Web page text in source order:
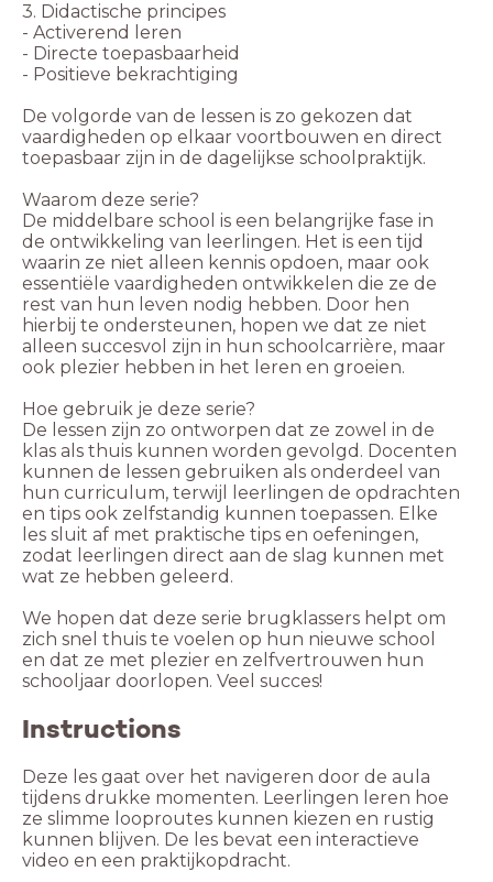
3. Didactische principes
- Activerend leren
- Directe toepasbaarheid
- Positieve bekrachtiging
De volgorde van de lessen is zo gekozen dat
vaardigheden op elkaar voortbouwen en direct
toepasbaar zijn in de dagelijkse schoolpraktijk.
Waarom deze serie?
De middelbare school is een belangrijke fase in
de ontwikkeling van leerlingen. Het is een tijd
waarin ze niet alleen kennis opdoen, maar ook
essentiële vaardigheden ontwikkelen die ze de
rest van hun leven nodig hebben. Door hen
hierbij te ondersteunen, hopen we dat ze niet
alleen succesvol zijn in hun schoolcarrière, maar
ook plezier hebben in het leren en groeien.
Hoe gebruik je deze serie?
De lessen zijn zo ontworpen dat ze zowel in de
klas als thuis kunnen worden gevolgd. Docenten
kunnen de lessen gebruiken als onderdeel van
hun curriculum, terwijl leerlingen de opdrachten
en tips ook zelfstandig kunnen toepassen. Elke
les sluit af met praktische tips en oefeningen,
zodat leerlingen direct aan de slag kunnen met
wat ze hebben geleerd.
We hopen dat deze serie brugklassers helpt om
zich snel thuis te voelen op hun nieuwe school
en dat ze met plezier en zelfvertrouwen hun
schooljaar doorlopen. Veel succes!
Instructions
Deze les gaat over het navigeren door de aula
tijdens drukke momenten. Leerlingen leren hoe
ze slimme looproutes kunnen kiezen en rustig
kunnen blijven. De les bevat een interactieve
video en een praktijkopdracht.